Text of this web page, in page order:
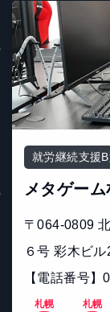
就労継続支援
メタゲー
〒064-0809
６号 彩木ビル
【電話番号
札幌 札幌